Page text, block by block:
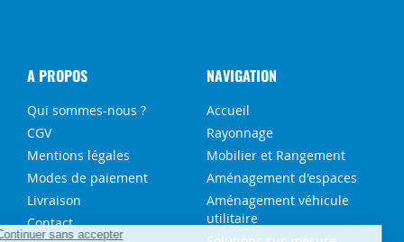
A PROPOS
Qui sommes-nous ?
CGV
Mentions légales
Modes de paiement
Livraison
Contact
NAVIGATION
Accueil
Rayonnage
Mobilier et Rangement
Aménagement d'espaces
Aménagement véhicule
utilitaire